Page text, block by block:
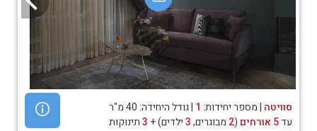
סוויטה | מספר יחידות: 1 | גודל היחידה: 40 מ"ר
עד5 אורחים (
2 מבוגרים,3ילדים) + 3תינוקות